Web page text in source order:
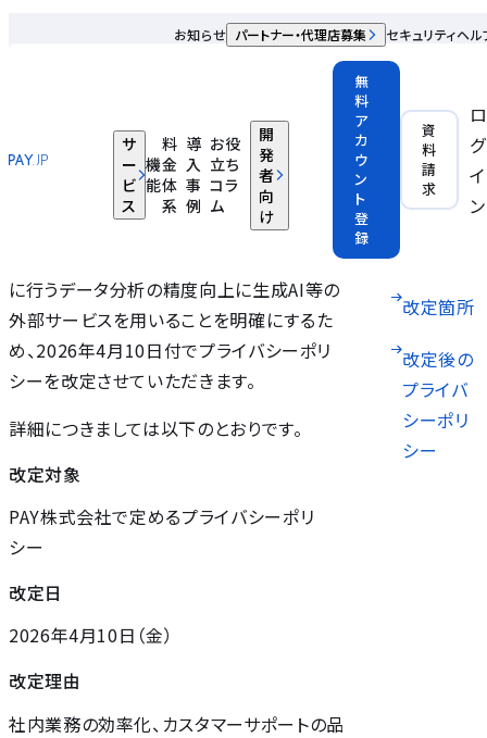
サ
ー
ビ
ス
機
能
料
金
体
系
導
入
事
例
お役
立ち
コラ
ム
開
発
者
向
け
お知らせ パートナー・代理店募集 セキュリティヘル
無
料
ア
カ
ウ
ン
ト
登
録
資
料
請
求
ロ
グ
イ
ン
プライバシーポリシー改定のお知らせ：改定日 2026年4月
改定対象
改定日
改定箇所
改定後の
プライバ
シーポリ
シー
平素よりPAY. JPをご愛顧いただき、誠にあ
りがとうございます。
サービス運営における業務効率化、品質向
上およびお客様の利便性向上の目的のため
に行うデータ分析の精度向上に生成AI等の
外部サービスを用いることを明確にするた
め、2026年4月10日付でプライバシーポリ
シーを改定させていただきます。
詳細につきましては以下のとおりです。
改定対象
PAY株式会社で定めるプライバシーポリ
シー
改定日
2026年4月10日（金）
改定理由
社内業務の効率化、カスタマーサポートの品